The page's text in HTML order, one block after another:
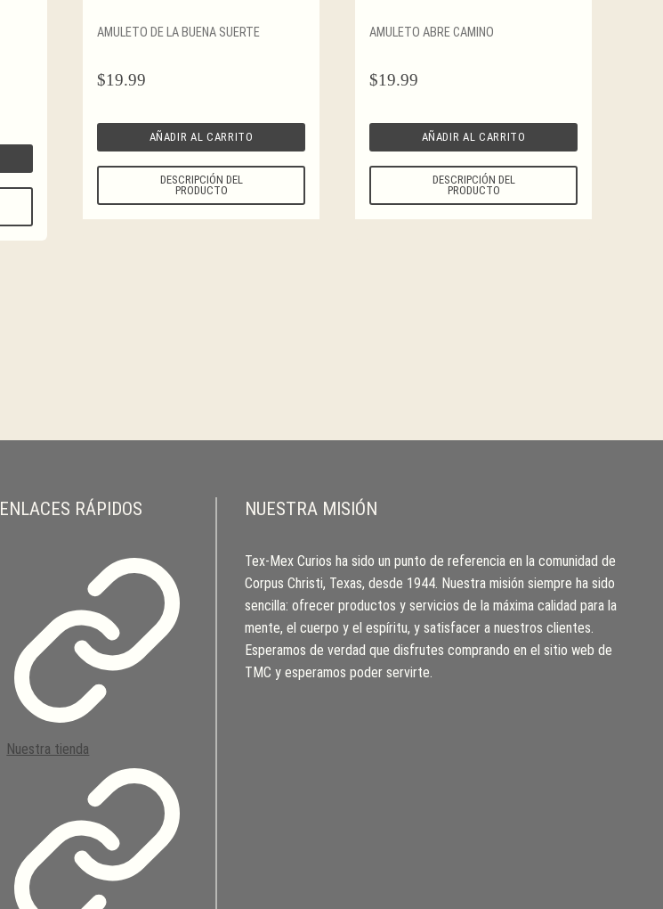
AMULETO DE LA BUENA SUERTE
$19.99
AÑADIR AL CARRITO
DESCRIPCIÓN DEL
PRODUCTO
AMULETO ABRE CAMINO
$19.99
AÑADIR AL CARRITO
DESCRIPCIÓN DEL
PRODUCTO
ENLACES RÁPIDOS
Nuestra tienda
NUESTRA MISIÓN
Tex-Mex Curios ha sido un punto de referencia en la comunidad de
Corpus Christi, Texas, desde 1944. Nuestra misión siempre ha sido
sencilla: ofrecer productos y servicios de la máxima calidad para la
mente, el cuerpo y el espíritu, y satisfacer a nuestros clientes.
Esperamos de verdad que disfrutes comprando en el sitio web de
TMC y esperamos poder servirte.